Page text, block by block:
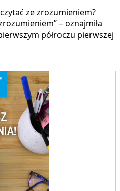
ze zrozumieniem?
– oznajmiła
półroczu pierwszej